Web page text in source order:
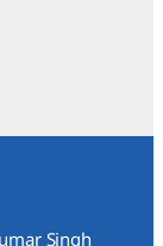
Singh